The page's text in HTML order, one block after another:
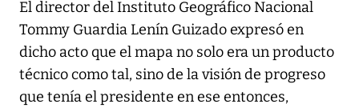
El director del Instituto Geográfico Nacional
Tommy Guardia Lenín Guizado expresó en
dicho acto que el mapa no solo era un producto
técnico como tal, sino de la visión de progreso
que tenía el presidente en ese entonces,